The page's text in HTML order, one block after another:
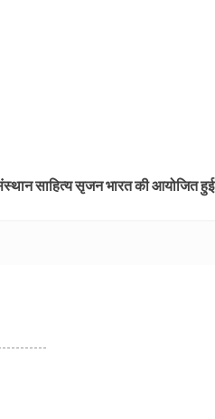
साहित्य सृजन भारत की आयोजित